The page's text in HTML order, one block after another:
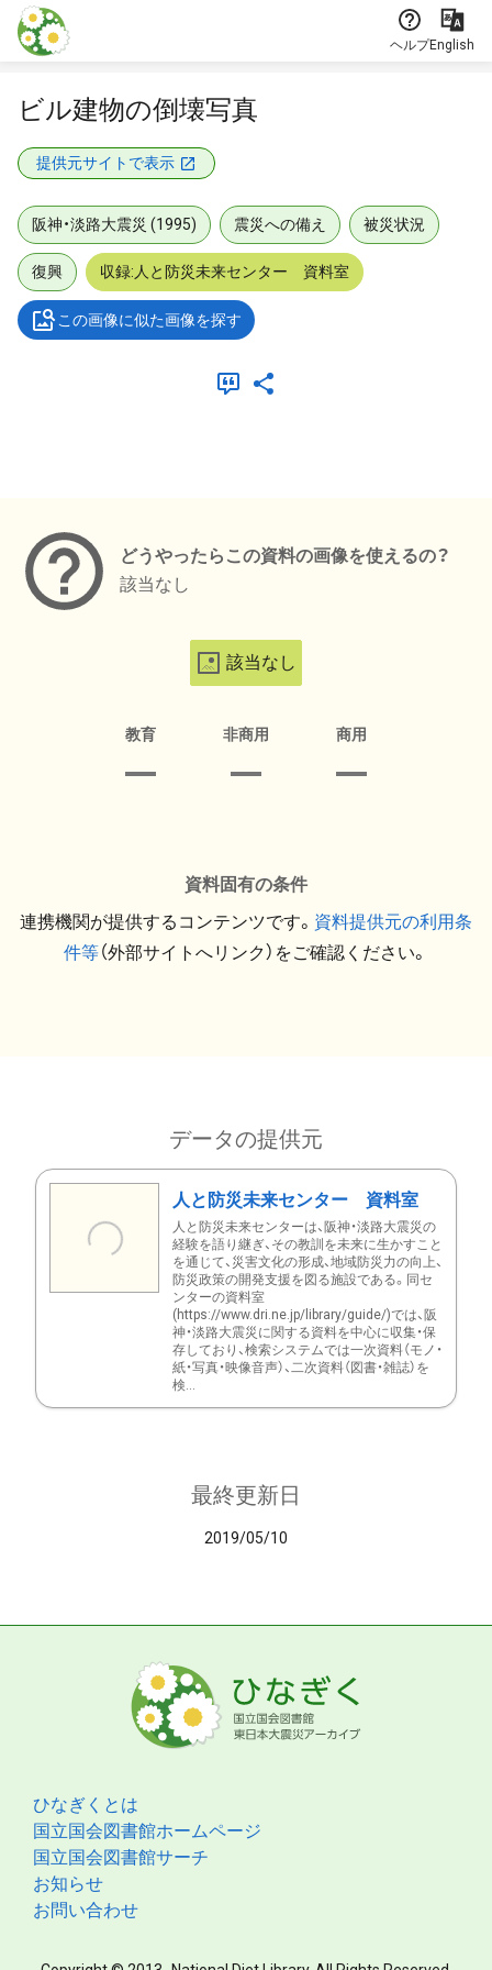
本文に飛ぶ
ヘルプEnglish
ビル建物の倒壊写真
提供元サイトで表示
阪神・淡路大震災 (1995) 震災への備え 被災状況
復興 収録:人と防災未来センター 資料室
この画像に似た画像を探す
どうやったらこの資料の画像を使えるの？
該当なし
該当なし
教育 非商用 商用
資料固有の条件
連携機関が提供するコンテンツです。 資料提供元の利用条
件等（外部サイトへリンク）をご確認ください。
データの提供元
人と防災未来センター 資料室
人と防災未来センターは、阪神・淡路大震災の
経験を語り継ぎ、その教訓を未来に生かすこと
を通じて、災害文化の形成、地域防災力の向上、
防災政策の開発支援を図る施設である。同セ
ンターの資料室
(https://www.dri.ne.jp/library/guide/)では、阪
神・淡路大震災に関する資料を中心に収集・保
存しており、検索システムでは一次資料（モノ・
紙・写真・映像音声）、二次資料（図書・雑誌）を
検...
最終更新日
2019/05/10
ひなぎくとは
国立国会図書館ホームページ
国立国会図書館サーチ
お知らせ
お問い合わせ